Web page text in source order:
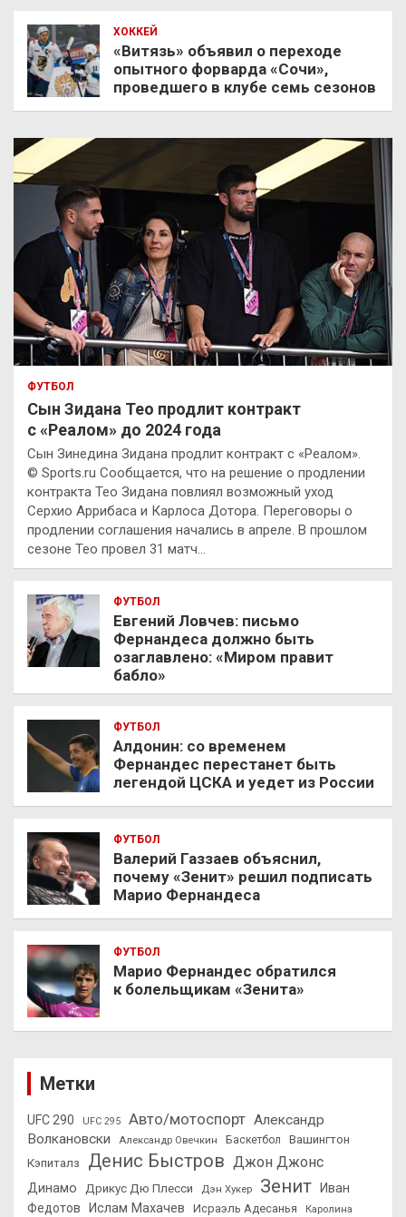
ХОККЕЙ
«Витязь» объявил о переходе
опытного форварда «Сочи»,
проведшего в клубе семь сезонов
ФУТБОЛ
Сын Зидана Тео продлит контракт
с «Реалом» до 2024 года
Сын Зинедина Зидана продлит контракт с «Реалом».
© Sports.ru Сообщается, что на решение о продлении
контракта Тео Зидана повлиял возможный уход
Серхио Аррибаса и Карлоса Дотора. Переговоры о
продлении соглашения начались в апреле. В прошлом
сезоне Тео провел 31 матч…
ФУТБОЛ
Евгений Ловчев: письмо
Фернандеса должно быть
озаглавлено: «Миром правит
бабло»
ФУТБОЛ
Алдонин: со временем
Фернандес перестанет быть
легендой ЦСКА и уедет из России
ФУТБОЛ
Валерий Газзаев объяснил,
почему «Зенит» решил подписать
Марио Фернандеса
ФУТБОЛ
Марио Фернандес обратился
к болельщикам «Зенита»
Метки
UFC 290 UFC 295 Авто/мотоспорт Александр
Волкановски
Александр Овечкин Баскетбол
Вашингтон
Кэпиталз
Денис Быстров Джон Джонс
Динамо Дрикус Дю Плесси Дэн Хукер Зенит Иван
Федотов
Ислам Махачев Исраэль Адесанья
Каролина